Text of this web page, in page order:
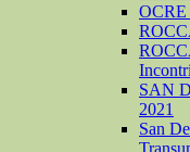
OCRE
SAN
2021
San